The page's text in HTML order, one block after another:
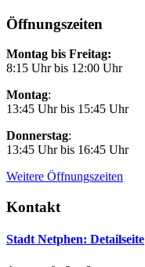
Öffnungszeiten
Montag bis Freitag:
8:15 Uhr bis 12:00 Uhr
Montag:
13:45 Uhr bis 15:45 Uhr
Donnerstag:
13:45 Uhr bis 16:45 Uhr
Weitere Öffnungszeiten
Kontakt
Stadt Netphen: Detailseite